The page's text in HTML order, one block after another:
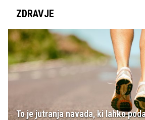
ZDRAVJE
To je jutranja navada, ki lahko